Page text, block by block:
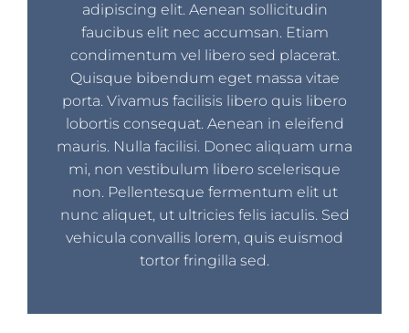
adipiscing elit. Aenean sollicitudin
faucibus elit nec accumsan. Etiam
condimentum vel libero sed placerat.
Quisque bibendum eget massa vitae
porta. Vivamus facilisis libero quis libero
lobortis consequat. Aenean in eleifend
mauris. Nulla facilisi. Donec aliquam urna
mi, non vestibulum libero scelerisque
non. Pellentesque fermentum elit ut
nunc aliquet, ut ultricies felis iaculis. Sed
vehicula convallis lorem, quis euismod
tortor fringilla sed.